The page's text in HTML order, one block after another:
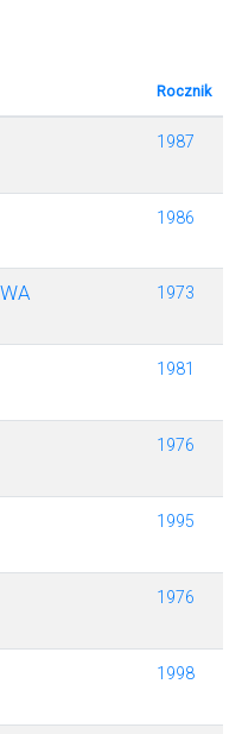
Rocznik
1987
1986
1973
1981
1976
1995
1976
1998